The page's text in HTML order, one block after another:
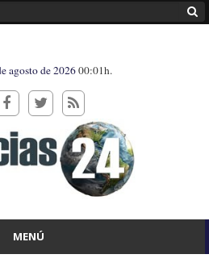
agosto de 202600:01h.
MENÚ